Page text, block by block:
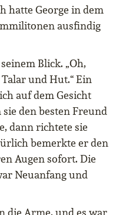
hatte George in dem
ausfindig
Blick. „Oh,
und Hut.“ Ein
auf dem Gesicht
den besten Freund
dann richtete sie
bemerkte er den
Augen sofort. Die
Neuanfang und